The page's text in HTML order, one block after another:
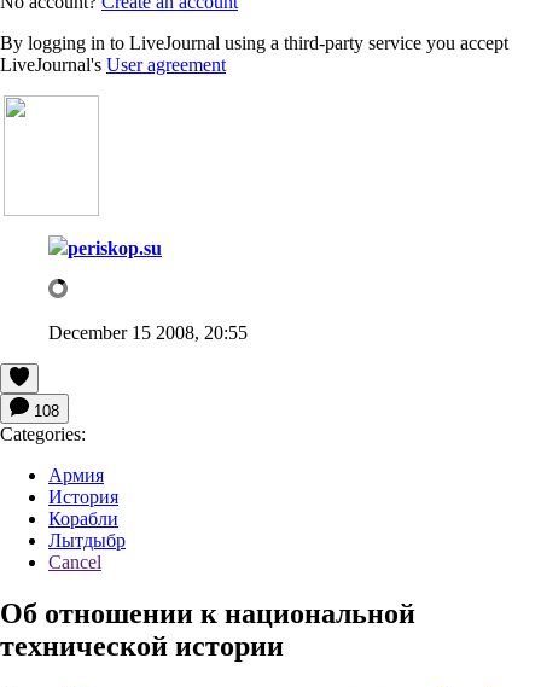
By logging in to LiveJournal using a third-party service you accept
LiveJournal's User agreement
periskop.su
December 15 2008, 20:55
108
Categories:
Армия
История
Корабли
Лытдыбр
Cancel
Об отношении к национальной
технической истории